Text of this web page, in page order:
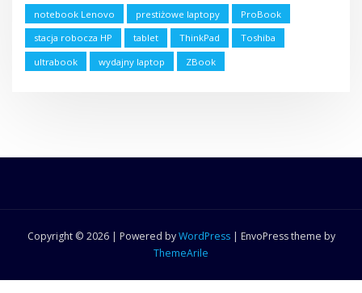
notebook Lenovo
prestiżowe laptopy
ProBook
stacja robocza HP
tablet ThinkPad
Toshiba
ultrabook
wydajny laptop ZBook
Copyright © 2026 | Powered byWordPress | EnvoPress theme by
ThemeArile